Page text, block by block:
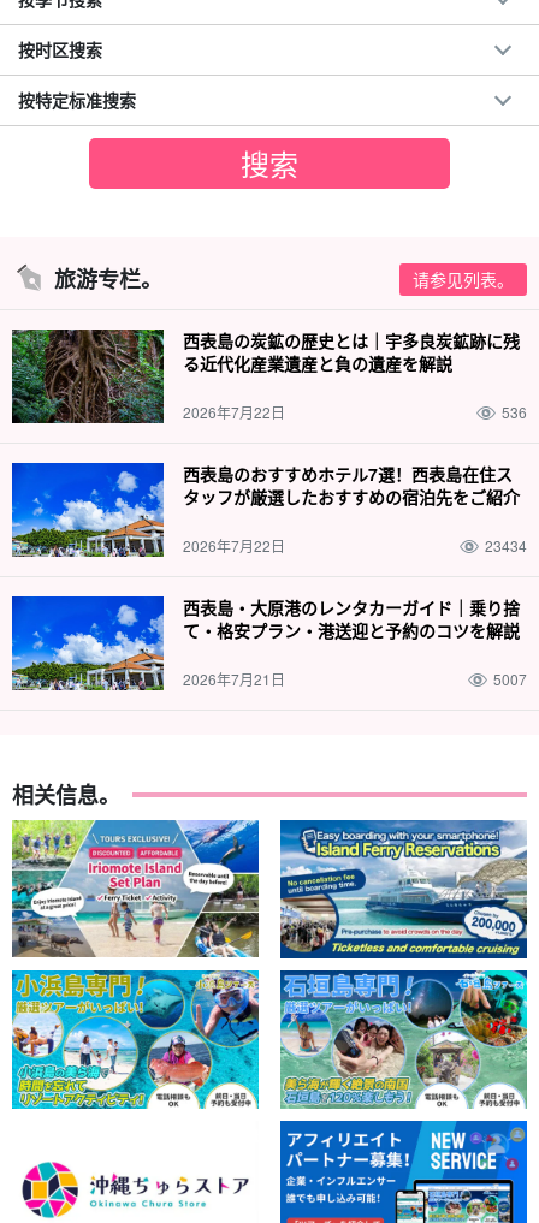
按时区搜索
按特定标准搜索
旅游专栏。 请参见列表。
西表島の炭鉱の歴史とは｜宇多良炭鉱跡に残
る近代化産業遺産と負の遺産を解説
2026年7月22日 536
西表島のおすすめホテル7選！西表島在住ス
タッフが厳選したおすすめの宿泊先をご紹介
2026年7月22日 23434
西表島・大原港のレンタカーガイド｜乗り捨
て・格安プラン・港送迎と予約のコツを解説
2026年7月21日 5007
相关信息。